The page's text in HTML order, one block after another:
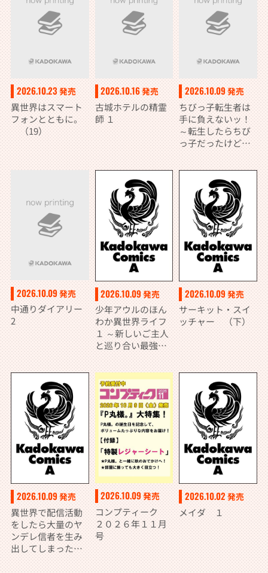
2026.10.23 発売
異世界はスマート
フォンとともに。
（19）
2026.10.16発売
古城ホテルの精霊
師 １
2026.10.09発売
ちびっ子転生者は
手に負えないッ！
～転生したらちび
っ子だったけど、
2026.10.09発売
中通りダイアリー
2
2026.10.09発売
少年アウルのほん
わか異世界ライフ
１ ～新しいご主人
と巡り合い最強パ
り生活します～
2026.10.09発売
サーキット・スイ
ッチャー （下）
2026.10.09発売
異世界で配信活動
をしたら大量のヤ
ンデレ信者を生み
出してしまった件
2026.10.09発売
コンプティーク
２０２６年１１月
号
2026.10.02 発売
メイダ １